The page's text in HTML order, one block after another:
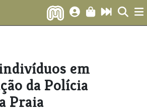
em
da Polícia
Praia